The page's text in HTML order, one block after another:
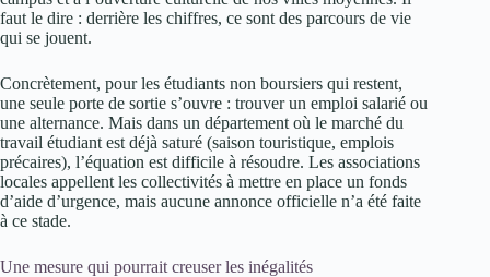
faut le dire : derrière les chiffres, ce sont des parcours de vie
qui se jouent.
Concrètement, pour les étudiants non boursiers qui restent,
une seule porte de sortie s’ouvre : trouver un emploi salarié ou
une alternance. Mais dans un département où le marché du
travail étudiant est déjà saturé (saison touristique, emplois
précaires), l’équation est difficile à résoudre. Les associations
locales appellent les collectivités à mettre en place un fonds
d’aide d’urgence, mais aucune annonce officielle n’a été faite
à ce stade.
Une mesure qui pourrait creuser les inégalités